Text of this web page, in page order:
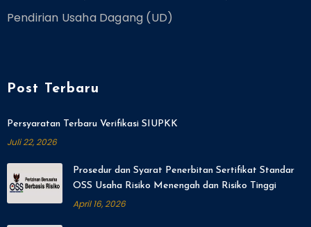
Pendirian Usaha Dagang (UD)
Post Terbaru
Persyaratan Terbaru Verifikasi SIUPKK
Juli 22, 2026
Prosedur dan Syarat Penerbitan Sertifikat Standar
OSS Usaha Risiko Menengah dan Risiko Tinggi
April 16, 2026